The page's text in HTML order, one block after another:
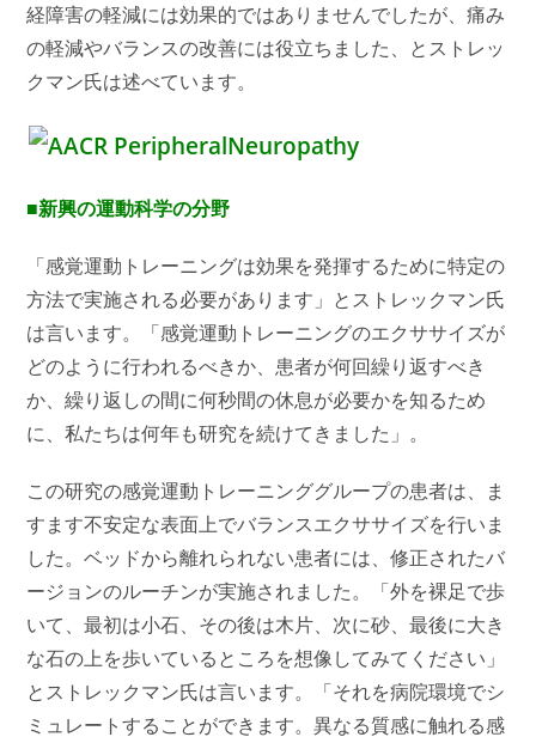
経障害の軽減には効果的ではありませんでしたが、痛み
の軽減やバランスの改善には役立ちました、とストレッ
クマン氏は述べています。
■新興の運動科学の分野
「感覚運動トレーニングは効果を発揮するために特定の
方法で実施される必要があります」とストレックマン氏
は言います。「感覚運動トレーニングのエクササイズが
どのように行われるべきか、患者が何回繰り返すべき
か、繰り返しの間に何秒間の休息が必要かを知るため
に、私たちは何年も研究を続けてきました」。
この研究の感覚運動トレーニンググループの患者は、ま
すます不安定な表面上でバランスエクササイズを行いま
した。ベッドから離れられない患者には、修正されたバ
ージョンのルーチンが実施されました。「外を裸足で歩
いて、最初は小石、その後は木片、次に砂、最後に大き
な石の上を歩いているところを想像してみてください」
とストレックマン氏は言います。「それを病院環境でシ
ミュレートすることができます。異なる質感に触れる感